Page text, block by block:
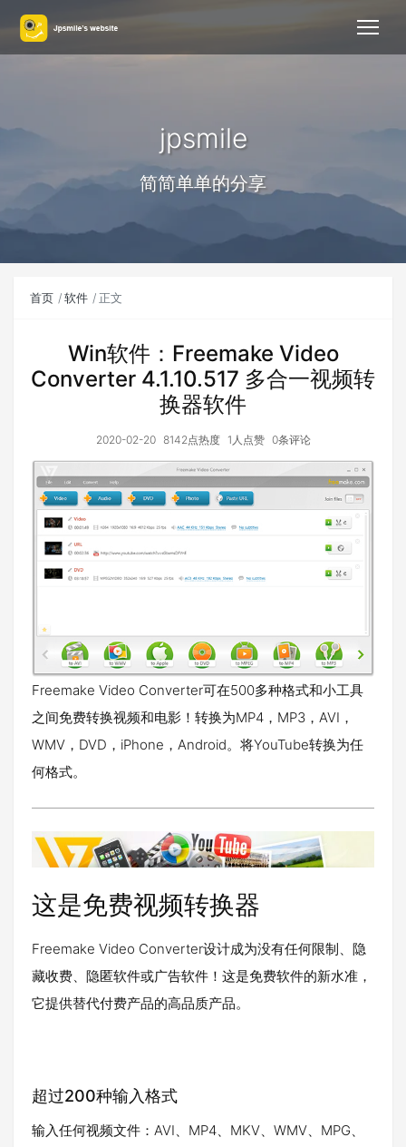
jpsmile
简简单单的分享
首页 软件 正文
Win软件：Freemake Video
Converter 4.1.10.517 多合一视频转
换器软件
2020-02-20 8142点热度 1人点赞 0条评论
Freemake Video Converter可在500多种格式和小工具
之间免费转换视频和电影！转换为MP4，MP3，AVI，
WMV，DVD，iPhone，Android。将YouTube转换为任
何格式。
这是免费视频转换器
Freemake Video Converter设计成为没有任何限制、隐
藏收费、隐匿软件或广告软件！这是免费软件的新水准，
它提供替代付费产品的高品质产品。
超过200种输入格式
输入任何视频文件：AVI、MP4、MKV、WMV、MPG、